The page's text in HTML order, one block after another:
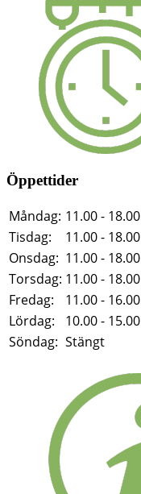
Öppettider
Måndag: 11.00 - 18.00
Tisdag:
11.00 - 18.00
Onsdag: 11.00 - 18.00
Torsdag: 11.00 - 18.00
Fredag:
11.00 - 16.00
Lördag:
10.00 - 15.00
Söndag: Stängt